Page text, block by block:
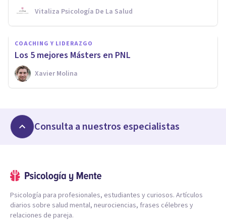
Vitaliza Psicología De La Salud
COACHING Y LIDERAZGO
Los 5 mejores Másters en PNL
Xavier Molina
Consulta a nuestros especialistas
Psicología para profesionales, estudiantes y curiosos. Artículos
diarios sobre salud mental, neurociencias, frases célebres y
relaciones de pareja.